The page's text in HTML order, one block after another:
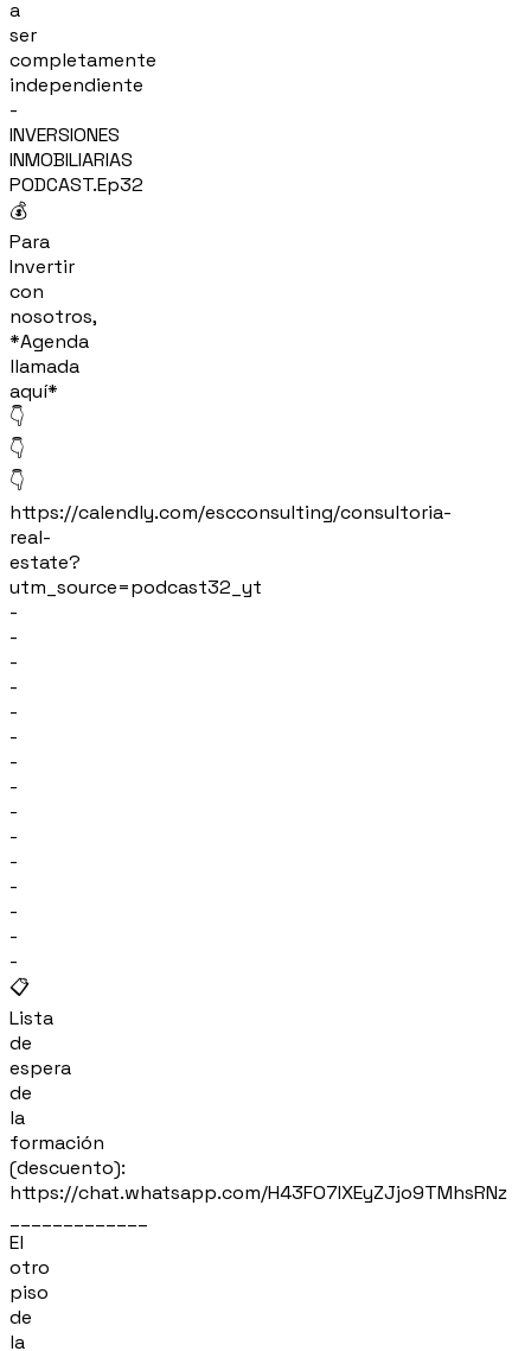
a
ser
completamente
independiente
-
INVERSIONES
INMOBILIARIAS
PODCAST.Ep32
💰
Para
Invertir
con
nosotros,
*Agenda
llamada
aquí*
👇
👇
👇
https://calendly.com/escconsulting/consultoria-
real-
estate?
utm_source=podcast32_yt
-
-
-
-
-
-
-
-
-
-
-
-
-
-
-
📋
Lista
de
espera
de
la
formación
(descuento):
https://chat.whatsapp.com/H43FO7IXEyZJjo9TMhsRNz
El
otro
piso
de
la